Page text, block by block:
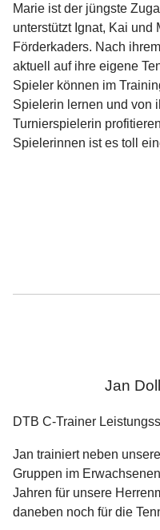
Marie ist der jüngste
unterstützt Ignat, Kai und
Förderkaders. Nach
aktuell auf ihre eigene
Spieler können im
Spielerin lernen und von
Turnierspielerin
Spielerinnen ist es toll
Jan
DTB C-Trainer
Jan trainiert neben
Gruppen im
Jahren für unsere
daneben noch für die